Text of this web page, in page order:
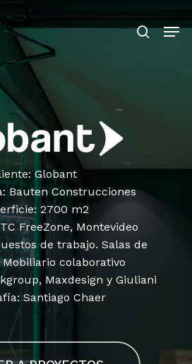
search
Globant
Bauten Construcciones
2700 m2
FreeZone, Montevideo
de trabajo. Salas de
colaborativo
Maxdesign y Giuliani
Santiago Chaer